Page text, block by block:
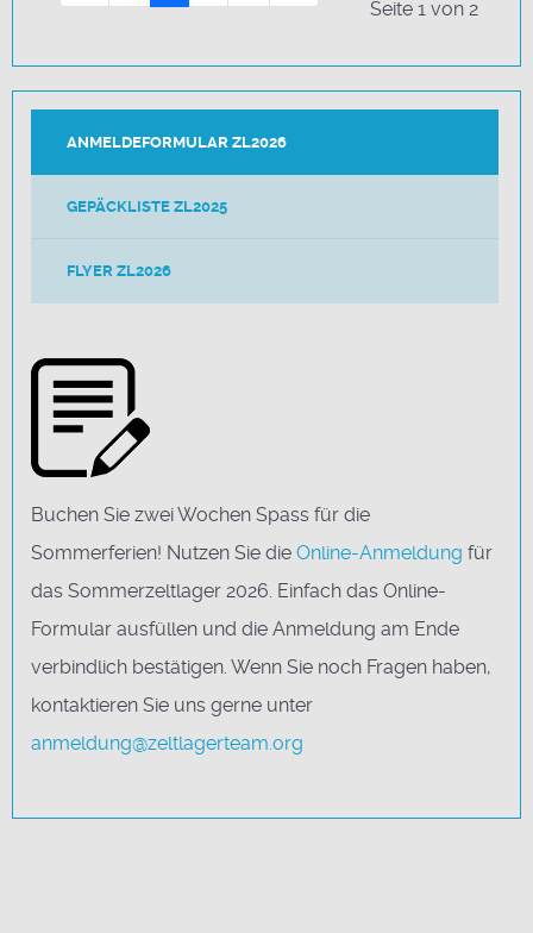
Seite 1 von 2
ANMELDEFORMULAR ZL2026
GEPÄCKLISTE ZL2025
FLYER ZL2026
Buchen Sie zwei Wochen Spass für die
Sommerferien! Nutzen Sie die Online-Anmeldung für
das Sommerzeltlager 2026. Einfach das Online-
Formular ausfüllen und die Anmeldung am Ende
verbindlich bestätigen. Wenn Sie noch Fragen haben,
kontaktieren Sie uns gerne unter
anmeldung@zeltlagerteam.org